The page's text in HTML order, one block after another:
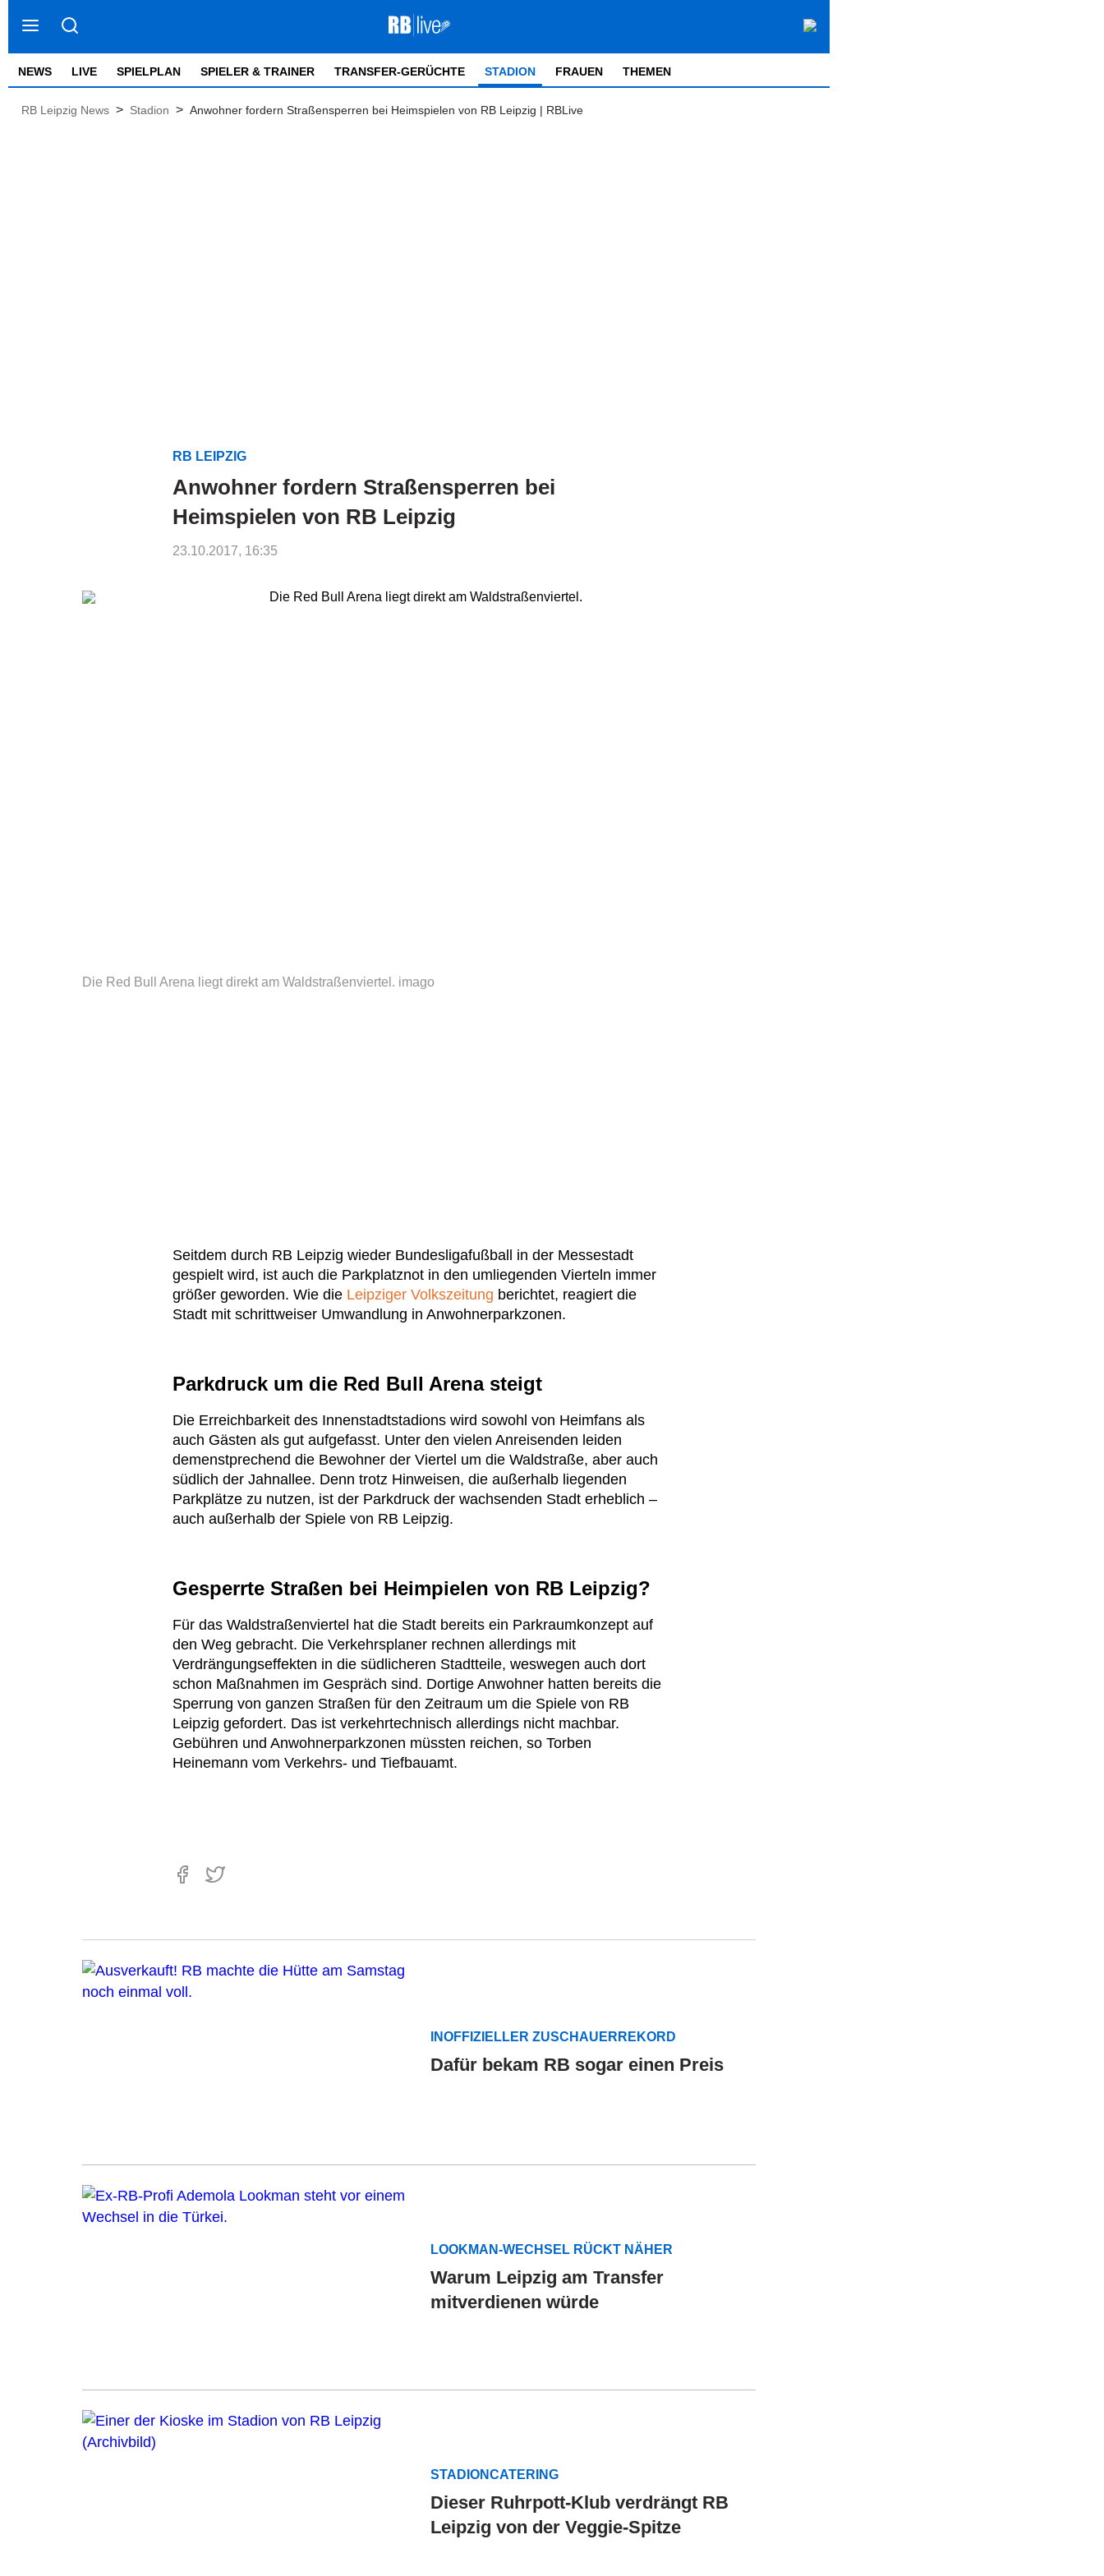
NEWS LIVE SPIELPLAN SPIELER & TRAINER TRANSFER-GERÜCHTE STADION FRAUEN THEMEN
RB Leipzig News > Stadion > Anwohner fordern Straßensperren bei Heimspielen von RB Leipzig | RBLive
RB LEIPZIG
Anwohner fordern Straßensperren bei
Heimspielen von RB Leipzig
23.10.2017, 16:35
Die Red Bull Arena liegt direkt am Waldstraßenviertel. imago
Seitdem durch RB Leipzig wieder Bundesligafußball in der Messestadt
gespielt wird, ist auch die Parkplatznot in den umliegenden Vierteln immer
größer geworden. Wie die Leipziger Volkszeitung berichtet, reagiert die
Stadt mit schrittweiser Umwandlung in Anwohnerparkzonen.
Parkdruck um die Red Bull Arena steigt
Die Erreichbarkeit des Innenstadtstadions wird sowohl von Heimfans als
auch Gästen als gut aufgefasst. Unter den vielen Anreisenden leiden
demenstprechend die Bewohner der Viertel um die Waldstraße, aber auch
südlich der Jahnallee. Denn trotz Hinweisen, die außerhalb liegenden
Parkplätze zu nutzen, ist der Parkdruck der wachsenden Stadt erheblich –
auch außerhalb der Spiele von RB Leipzig.
Gesperrte Straßen bei Heimpielen von RB Leipzig?
Für das Waldstraßenviertel hat die Stadt bereits ein Parkraumkonzept auf
den Weg gebracht. Die Verkehrsplaner rechnen allerdings mit
Verdrängungseffekten in die südlicheren Stadtteile, weswegen auch dort
schon Maßnahmen im Gespräch sind. Dortige Anwohner hatten bereits die
Sperrung von ganzen Straßen für den Zeitraum um die Spiele von RB
Leipzig gefordert. Das ist verkehrtechnisch allerdings nicht machbar.
Gebühren und Anwohnerparkzonen müssten reichen, so Torben
Heinemann vom Verkehrs- und Tiefbauamt.
INOFFIZIELLER ZUSCHAUERREKORD
Dafür bekam RB sogar einen Preis
LOOKMAN-WECHSEL RÜCKT NÄHER
Warum Leipzig am Transfer
mitverdienen würde
STADIONCATERING
Dieser Ruhrpott-Klub verdrängt RB
Leipzig von der Veggie-Spitze